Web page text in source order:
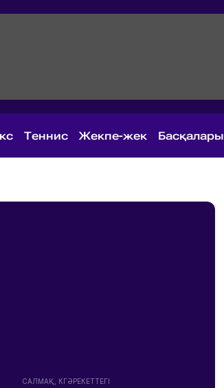
Теннис Жекпе-жек Басқалары
CАЛМАҚ, КГӘРЕКЕТТЕГІ